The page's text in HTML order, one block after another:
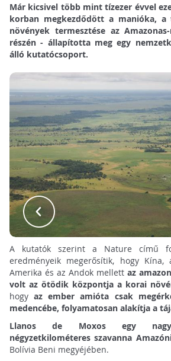
Már kicsivel több mint tízezer évvel
korban megkezdődött a manióka,
növények termesztése az
részén - állapította meg egy
álló kutatócsoport.
A kutatók szerint a Nature című
eredményeik megerősítik, hogy Kína,
Amerika és az Andok mellettaz
volt az ötödik központja a korai
hogy az ember amióta csak
medencébe, folyamatosan alakítja a
Llanos de Moxos egy
négyzetkilométeres szavanna
Bolívia Beni megyéjében.